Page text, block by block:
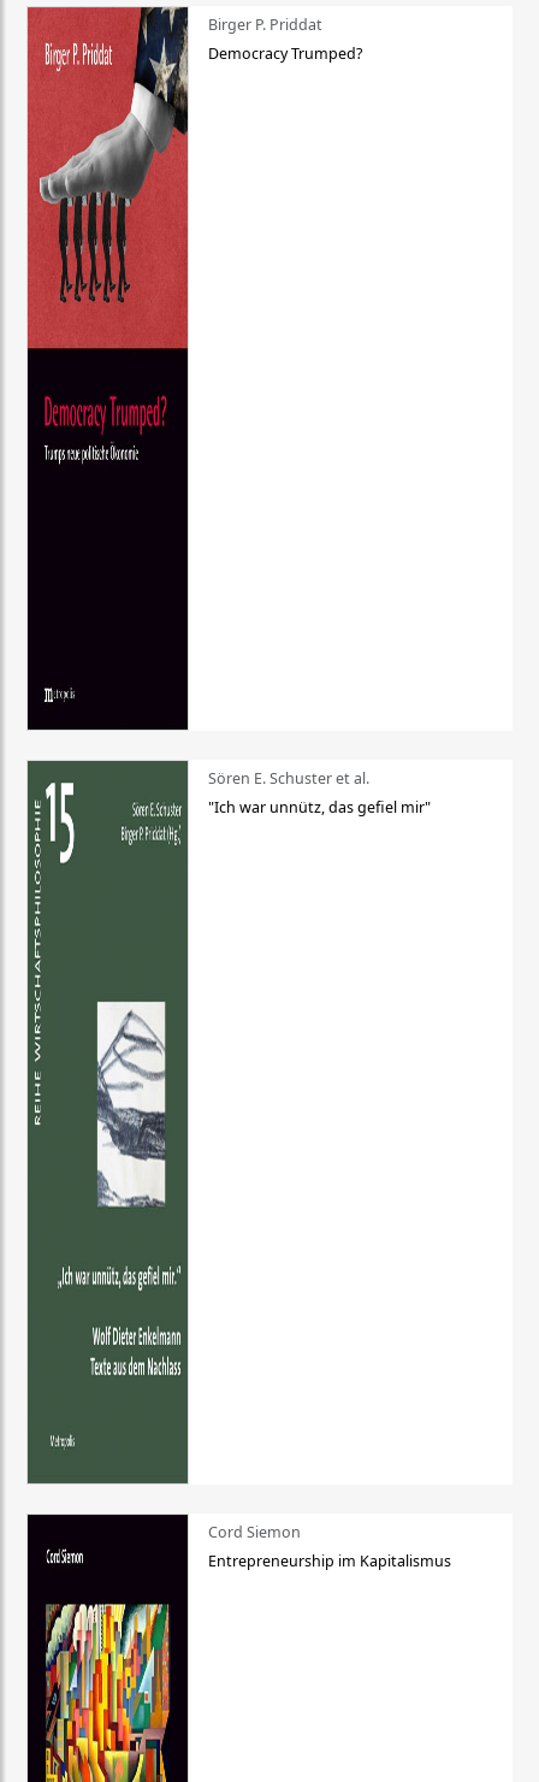
Birger P. Priddat
Democracy Trumped?
Sören E. Schuster et al.
"Ich war unnütz, das gefiel mir"
Cord Siemon
Entrepreneurship im Kapitalismus